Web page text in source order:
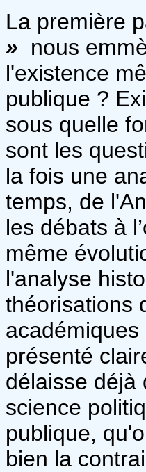
La première
» nous
l'existence
publique ?
sous quelle
sont les
la fois une
temps, de
les débats à
même
l'analyse
théorisations
présenté
délaisse déjà
science
publique,
bien la